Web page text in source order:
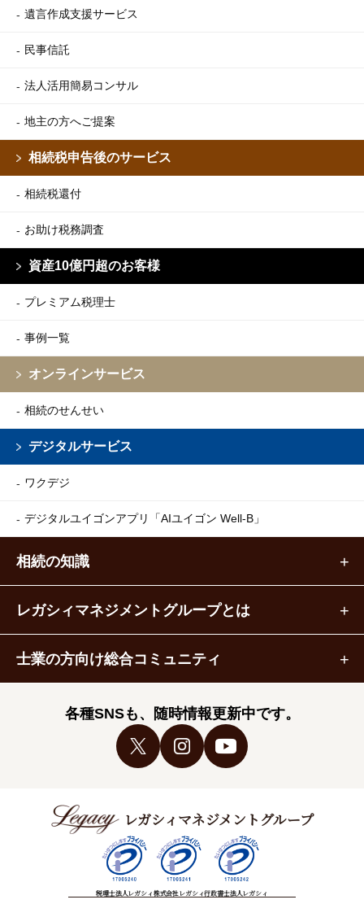
遺言作成支援サービス
民事信託
法人活用簡易コンサル
地主の方へご提案
相続税申告後のサービス
相続税還付
お助け税務調査
資産10億円超のお客様
プレミアム税理士
事例一覧
オンラインサービス
相続のせんせい
デジタルサービス
ワクデジ
デジタルユイゴンアプリ 「AIユイゴン Well-B」
相続の知識
レガシィマネジメントグループとは
士業の方向け総合コミュニティ
各種SNSも、随時情報更新中です。
レガシィマネジメントグループ
税理士法人レガシィ株式会社レガシィ行政書士法人レガシィ